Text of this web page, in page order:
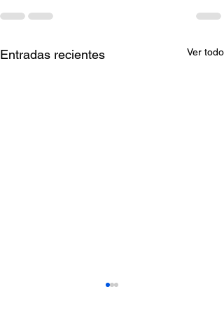
Entradas recientes Ver todo